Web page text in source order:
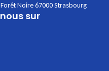
Noire 67000 Strasbourg
sur